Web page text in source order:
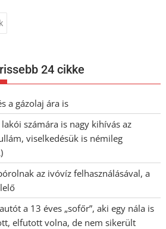
24 cikke
a gázolaj ára is
számára is nagy kihívás az
viselkedésük is némileg
az ivóvíz felhasználásával, a
a 13 éves „sofőr”, aki egy nála is
elfutott volna, de nem sikerült